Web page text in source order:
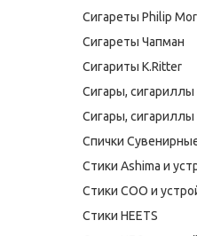
Сигареты Philip
Сигареты Чапман
Сигариты K.Ritter
Сигары, сигариллы
Сигары,
Спички
Стики Ashima и
Стики COO и
Стики HEETS